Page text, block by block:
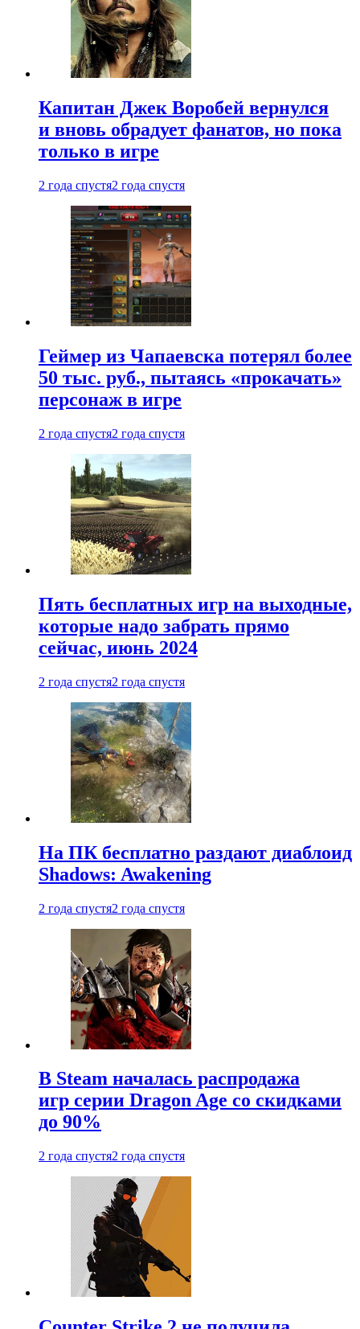
Капитан Джек Воробей вернулся
и вновь обрадует фанатов, но пока
только в игре
2 года спустя2 года спустя
Геймер из Чапаевска потерял более
50 тыс. руб., пытаясь «прокачать»
персонаж в игре
2 года спустя2 года спустя
Пять бесплатных игр на выходные,
которые надо забрать прямо
сейчас, июнь 2024
2 года спустя2 года спустя
На ПК бесплатно раздают диаблоид
Shadows: Awakening
2 года спустя2 года спустя
В Steam началась распродажа
игр серии Dragon Age со скидками
до 90%
2 года спустя2 года спустя